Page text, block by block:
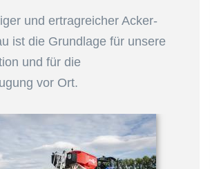
und ertragreicher Acker-
ist die Grundlage für unsere
und für die
vor Ort.